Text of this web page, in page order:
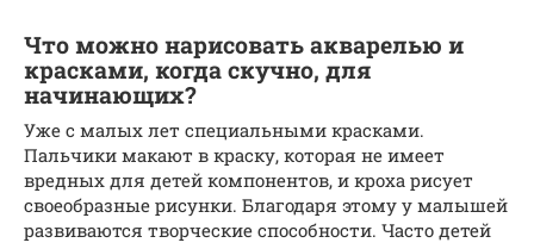
Что можно нарисовать акварелью и
красками, когда скучно, для
начинающих?
Уже с малых лет специальными красками.
Пальчики макают в краску, которая не имеет
вредных для детей компонентов, и кроха рисует
своеобразные рисунки. Благодаря этому у малышей
развиваются творческие способности. Часто детей